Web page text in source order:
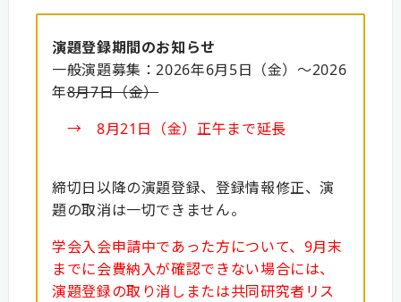
演題登録期間のお知らせ
一般演題募集：2026年6月5日（金）～2026
年8月7日（金）
→ 8月21日（金）正午まで延長
締切日以降の演題登録、登録情報修正、演
題の取消は一切できません。
学会入会申請中であった方について、9月末
までに会費納入が確認できない場合には、
演題登録の取り消しまたは共同研究者リス